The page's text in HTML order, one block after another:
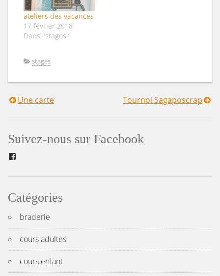
ateliers des vacances
17 février 2018
Dans "stages"
stages
Navigation
l’article
Une carte Tournoi Sagaposcrap
Suivez-nous sur Facebook
Catégories
braderie
cours adultes
cours enfant